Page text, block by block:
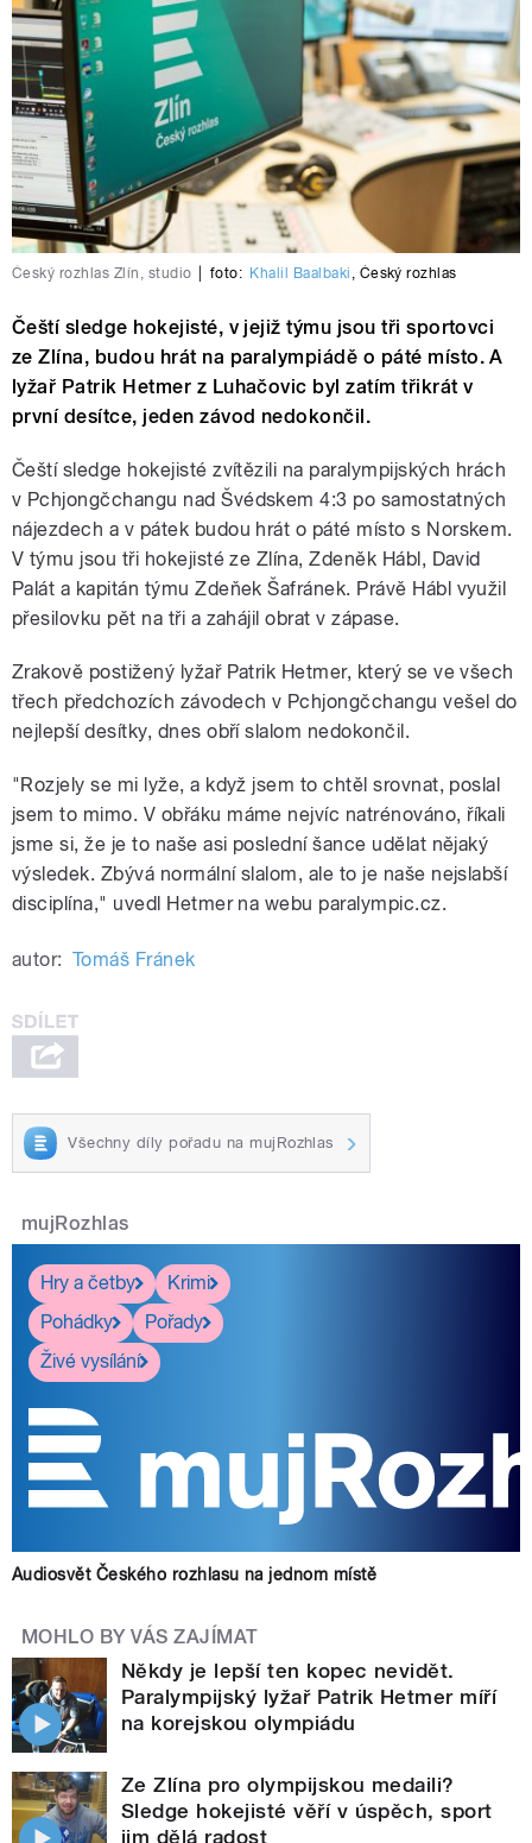
Český rozhlas Zlín, studio foto: Khalil Baalbaki , Český rozhlas
Čeští sledge hokejisté, v jejiž týmu jsou tři sportovci
ze Zlína, budou hrát na paralympiádě o páté místo. A
lyžař Patrik Hetmer z Luhačovic byl zatím třikrát v
první desítce, jeden závod nedokončil.
Čeští sledge hokejisté zvítězili na paralympijských hrách
v Pchjongčchangu nad Švédskem 4:3 po samostatných
nájezdech a v pátek budou hrát o páté místo s Norskem.
V týmu jsou tři hokejisté ze Zlína, Zdeněk Hábl, David
Palát a kapitán týmu Zdeňek Šafránek. Právě Hábl využil
přesilovku pět na tři a zahájil obrat v zápase.
Zrakově postižený lyžař Patrik Hetmer, který se ve všech
třech předchozích závodech v Pchjongčchangu vešel do
nejlepší desítky, dnes obří slalom nedokončil.
"Rozjely se mi lyže, a když jsem to chtěl srovnat, poslal
jsem to mimo. V obřáku máme nejvíc natrénováno, říkali
jsme si, že je to naše asi poslední šance udělat nějaký
výsledek. Zbývá normální slalom, ale to je naše nejslabší
disciplína," uvedl Hetmer na webu paralympic.cz.
autor: Tomáš Fránek
Všechny díly pořadu na mujRozhlas
mujRozhlas
Hry a četby
Krimi
Pohádky
Pořady
Živé vysílání
Audiosvět Českého rozhlasu na jednom místě
MOHLO BY VÁS ZAJÍMAT
Někdy je lepší ten kopec nevidět.
Paralympijský lyžař Patrik Hetmer míří
na korejskou olympiádu
Ze Zlína pro olympijskou medaili?
Sledge hokejisté věří v úspěch, sport
jim dělá radost